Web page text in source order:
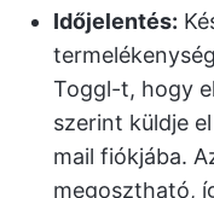
Időjelentés:
Toggl-t, hogy
szerint küldje
mail fiókjába.
megosztható,